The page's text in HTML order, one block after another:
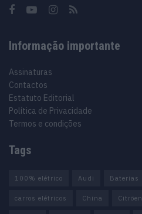
Informação importante
Assinaturas
Contactos
Estatuto Editorial
Política de Privacidade
Termos e condições
Tags
100% elétrico Audi Baterias
carros elétricos China Citröen